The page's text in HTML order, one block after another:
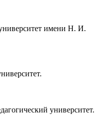
имени Н. И.
университет.